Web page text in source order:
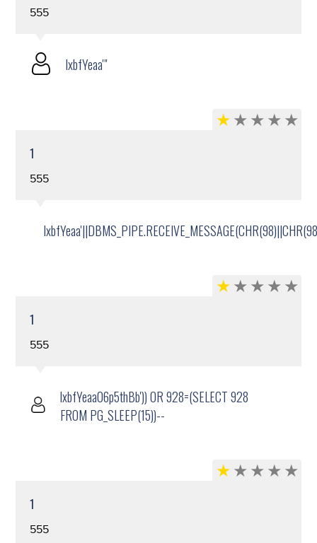
555
lxbfYeaa'"
1
555
1
555
lxbfYeaa06p5thBb')) OR 928=(SELECT 928
FROM PG_SLEEP(15))--
1
555